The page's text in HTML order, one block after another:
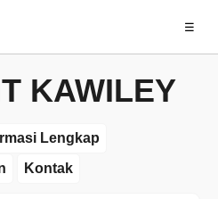
☰
KAWILEY
Lengkap
Kontak